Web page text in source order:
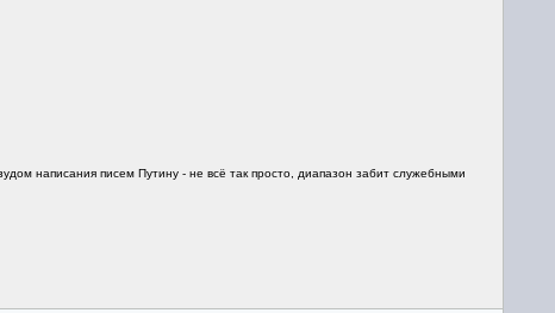
написания писем Путину - не всё так просто, диапазон забит служебными